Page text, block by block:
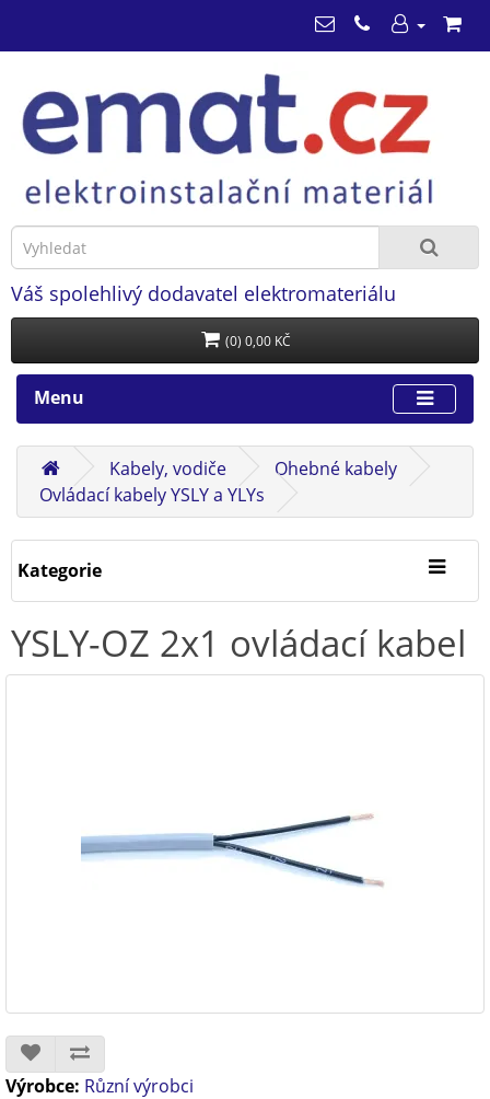
Váš spolehlivý dodavatel elektromateriálu
(0) 0,00 KČ
Menu
Kabely, vodiče
Ohebné kabely
Ovládací kabely YSLY a YLYs
Kategorie
YSLY-OZ 2x1 ovládací kabel
Výrobce: Různí výrobci